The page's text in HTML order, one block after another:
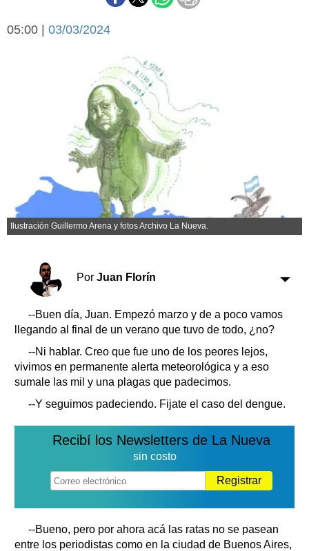
Federal A
Arte y cultura
Economía y campo
Economía y finanzas
Con el campo
Espacio empresas
Sociedad y tiempo
Sociedad
Tecnología
Turismo
Salud
Es viral
El tiempo
Cartón Lleno
Clasificados
Horóscopo
Suplementos
Servicios
Transportes
Loterías
Edictos
Teléfonos de urgencia
05:00 | 03/03/2024
Ilustración Guillermo Arena y fotos Archivo La Nueva.
Por Juan Florín
--Buen día, Juan. Empezó marzo y de a poco vamos
llegando al final de un verano que tuvo de todo, ¿no?
--Ni hablar. Creo que fue uno de los peores lejos,
vivimos en permanente alerta meteorológica y a eso
sumale las mil y una plagas que padecimos.
--Y seguimos padeciendo. Fijate el caso del dengue.
Recibí los Newsletters de La Nueva
sin costo
Registrar
--Bueno, pero por ahora acá las ratas no se pasean
entre los periodistas como en la ciudad de Buenos Aires,